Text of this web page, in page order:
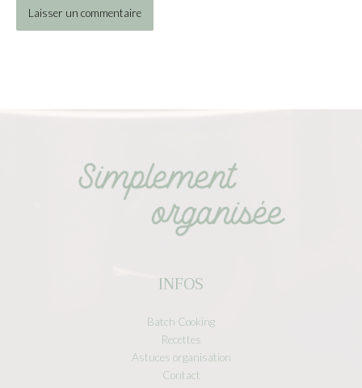
INFOS
Batch Cooking
Recettes
Astuces organisation
Contact